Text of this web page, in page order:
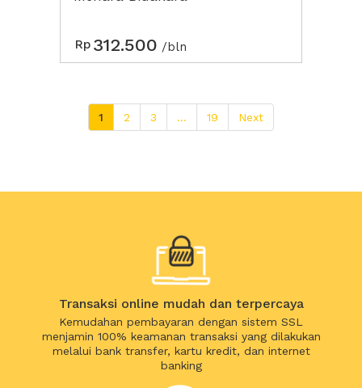
Rp 312.500 /bln
1 2 3 ... 19 Next
Transaksi online mudah dan terpercaya
Kemudahan pembayaran dengan sistem SSL
menjamin 100% keamanan transaksi yang dilakukan
melalui bank transfer, kartu kredit, dan internet
banking